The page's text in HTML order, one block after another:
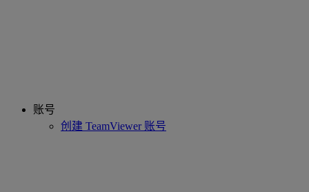
账号
创建 TeamViewer 账号